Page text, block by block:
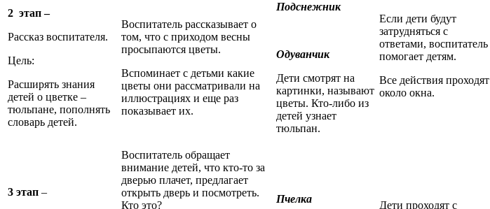
2 этап –
Рассказ воспитателя.
Цель:
Расширять знания
детей о цветке –
тюльпане, пополнять
словарь детей.
Воспитатель рассказывает о
том, что с приходом весны
просыпаются цветы.
Вспоминает с детьми какие
цветы они рассматривали на
иллюстрациях и еще раз
показывает их.
Подснежник
Одуванчик
Дети смотрят на
картинки, называют
цветы. Кто-либо из
детей узнает
тюльпан.
Если дети будут
затрудняться с
ответами, воспитатель
помогает детям.
Все действия проходят
около окна.
3 этап –
Воспитатель обращает
внимание детей, что кто-то за
дверью плачет, предлагает
открыть дверь и посмотреть.
Кто это?
Пчелка
Дети проходят с